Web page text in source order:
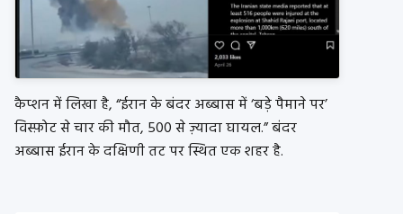
कैप्शन में लिखा है, “ईरान के बंदर अब्बास में ‘बड़े पैमाने पर’
विस्फ़ोट से चार की मौत, 500 से ज़्यादा घायल.” बंदर
अब्बास ईरान के दक्षिणी तट पर स्थित एक शहर है.